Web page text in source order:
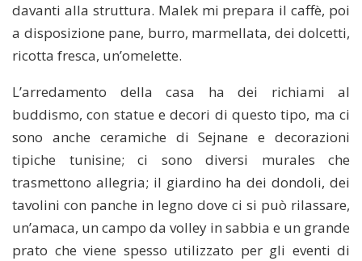
davanti alla struttura. Malek mi prepara il caffè, poi
a disposizione pane, burro, marmellata, dei dolcetti,
ricotta fresca, un’omelette.
L’arredamento della casa ha dei richiami al
buddismo, con statue e decori di questo tipo, ma ci
sono anche ceramiche di Sejnane e decorazioni
tipiche tunisine; ci sono diversi murales che
trasmettono allegria; il giardino ha dei dondoli, dei
tavolini con panche in legno dove ci si può rilassare,
un’amaca, un campo da volley in sabbia e un grande
prato che viene spesso utilizzato per gli eventi di